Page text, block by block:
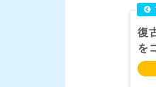
復
を